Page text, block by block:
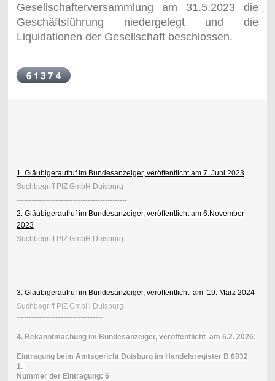
Gesellschafterversammlung am 31.5.2023 die
Geschäftsführung niedergelegt und die
Liquidationen der Gesellschaft beschlossen.
1. Gläubigeraufruf im Bundesanzeiger, veröffentlicht am 7. Juni 2023
Suchbegriff PIZ GmbH Duisburg
---------------------------------------------
2. Gläubigeraufruf im Bundesanzeiger, veröffentlicht am 6.November
2023
Suchbegriff PIZ GmbH Duisburg
---------------------------------------------
3. Gläubigeraufruf im Bundesanzeiger, veröffentlicht am 19. März 2024
Suchbegriff PIZ GmbH Duisburg
-----------------------------------
4. Bekanntmachung im Bundesanzeiger, veröffentlicht am 6.2. 2026:
Eintragung beim Amtsgericht Duisburg im Handelsregister B 6832
1.
Nummer der Eintragung: 6